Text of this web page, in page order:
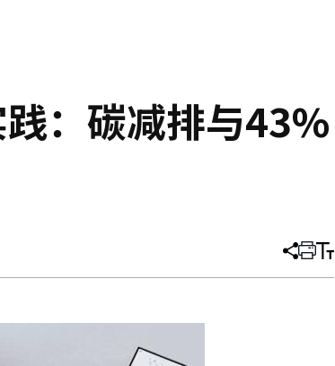
：碳减排与43%
分
文
打 调
大